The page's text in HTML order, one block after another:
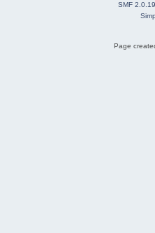
SMF 2.0.19
Page